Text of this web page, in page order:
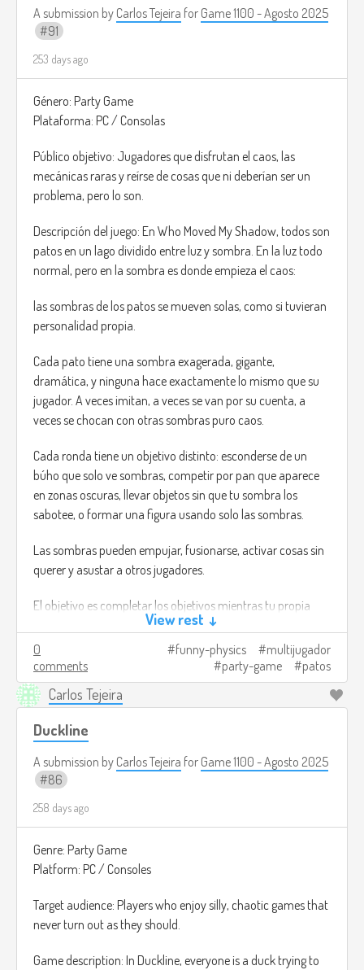
A submission by Carlos Tejeira for Game 1100 - Agosto 2025
91
253 days ago
Género: Party Game
Plataforma: PC / Consolas
Público objetivo: Jugadores que disfrutan el caos, las
mecánicas raras y reírse de cosas que ni deberían ser un
problema, pero lo son.
Descripción del juego: En Who Moved My Shadow, todos son
patos en un lago dividido entre luz y sombra. En la luz todo
normal, pero en la sombra es donde empieza el caos:
las sombras de los patos se mueven solas, como si tuvieran
personalidad propia.
Cada pato tiene una sombra exagerada, gigante,
dramática, y ninguna hace exactamente lo mismo que su
jugador. A veces imitan, a veces se van por su cuenta, a
veces se chocan con otras sombras puro caos.
Cada ronda tiene un objetivo distinto: esconderse de un
búho que solo ve sombras, competir por pan que aparece
en zonas oscuras, llevar objetos sin que tu sombra los
sabotee, o formar una figura usando solo las sombras.
Las sombras pueden empujar, fusionarse, activar cosas sin
querer y asustar a otros jugadores.
El objetivo es completar los objetivos mientras tu propia
sombra hace todo lo posible por arruinarte y las de los
demás también.
Créditos de imagen:
https://www.flickr.com/photos/matthileo/6799538888
(I
nada más para usar como referencia).
View rest ↓
0
comments
funny-physics
multijugador
party-game
patos
Carlos Tejeira
Duckline
A submission by Carlos Tejeira for Game 1100 - Agosto 2025
86
258 days ago
Genre: Party Game
Platform: PC / Consoles
Target audience: Players who enjoy silly, chaotic games that
never turn out as they should.
Game description: In Duckline, everyone is a duck trying to